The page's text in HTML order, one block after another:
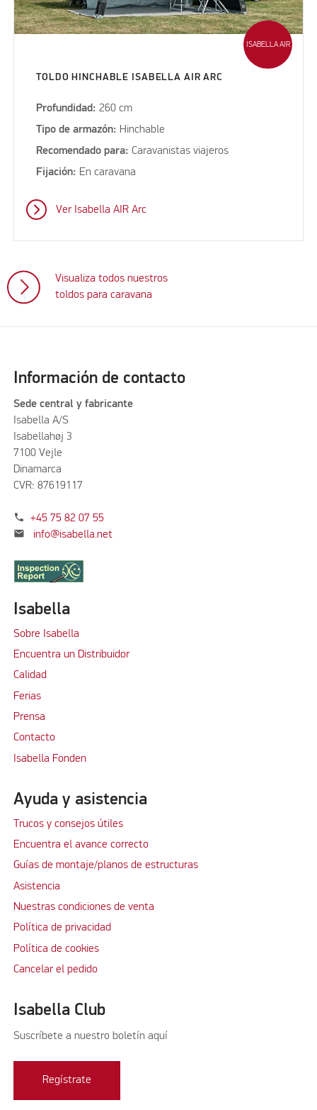
ISABELLA AIR
TOLDO HINCHABLE ISABELLA AIR ARC
Profundidad:260 cm
Tipo de armazón: Hinchable
Recomendado para:Caravanistas viajeros
Fijación: En caravana
Ver Isabella AIR Arc
Visualiza todos nuestros
toldos para caravana
Información de contacto
Sede central y fabricante
Isabella A/S
Isabellahøj 3
7100 Vejle
Dinamarca
CVR: 87619117
phone +45 75 82 07 55
mail info@isabella.net
Isabella
Sobre Isabella
Encuentra un Distribuidor
Calidad
Ferias
Prensa
Contacto
Isabella Fonden
Ayuda y asistencia
Trucos y consejos útiles
Encuentra el avance correcto
Guías de montaje/planos de estructuras
Asistencia
Nuestras condiciones de venta
Política de privacidad
Política de cookies
Cancelar el pedido
Isabella Club
Suscríbete a nuestro boletín aquí
Regístrate